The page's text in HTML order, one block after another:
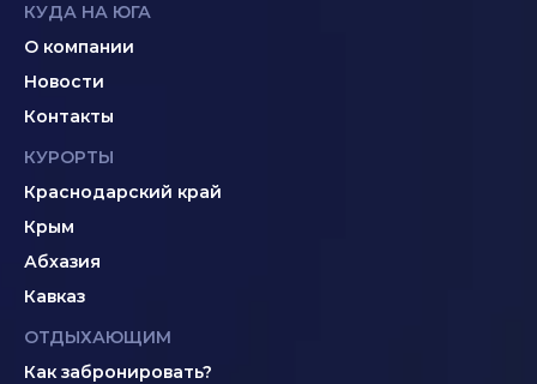
КУДА НА ЮГА
О компании
Новости
Контакты
КУРОРТЫ
Краснодарский край
Крым
Абхазия
Кавказ
ОТДЫХАЮЩИМ
Как забронировать?